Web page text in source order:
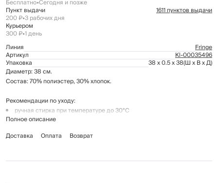
Бесплатно•Сегодня и позже
Пункт выдачи 1611 пунктов выдачи
200 ₽•3 рабочих дня
Курьером
300 ₽•1 день
Линия
Fringe
Артикул Kl-00035496
Упаковка 38 x 0.5 x 38(Ш x В x Д)
Диаметр: 38 см.
Состав: 70% полиэстер, 30% хлопок.
Рекомендации по уходу:
ручная стирка при температуре до 30°C
не отбеливать
гладить при низкой температуре (до 110°C)
Полное описание
Доставка
Оплата Возврат